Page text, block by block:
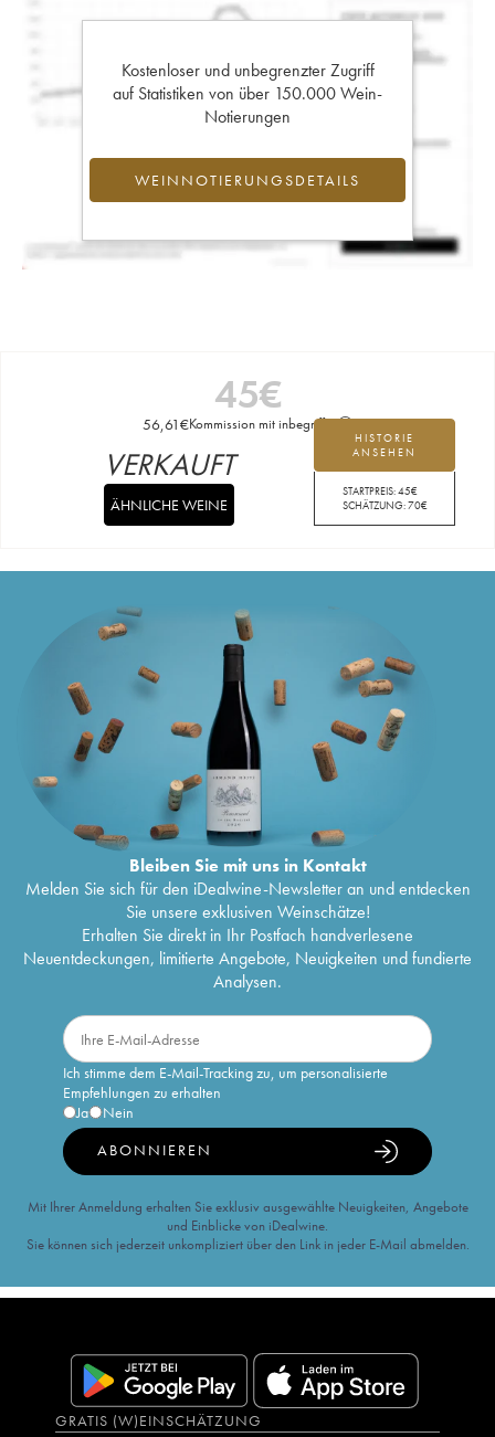
Kostenloser und unbegrenzter Zugriff
auf Statistiken von über 150.000 Wein-
Notierungen
WEINNOTIERUNGSDETAILS
45€
56,61€Kommission mit inbegriffen
HISTORIE
ANSEHEN
STARTPREIS:45€
SCHÄTZUNG:70€
VERKAUFT
ÄHNLICHE WEINE
Bleiben Sie mit uns in Kontakt
Melden Sie sich für den iDealwine-Newsletter an und entdecken
Sie unsere exklusiven Weinschätze!
Erhalten Sie direkt in Ihr Postfach handverlesene
Neuentdeckungen, limitierte Angebote, Neuigkeiten und fundierte
Analysen.
Ich stimme dem E-Mail-Tracking zu, um personalisierte
Empfehlungen zu erhalten
Ja
Nein
ABONNIEREN
Mit Ihrer Anmeldung erhalten Sie exklusiv ausgewählte Neuigkeiten, Angebote
und Einblicke von iDealwine.
Sie können sich jederzeit unkompliziert über den Link in jeder E-Mail abmelden.
GRATIS (W)EINSCHÄTZUNG